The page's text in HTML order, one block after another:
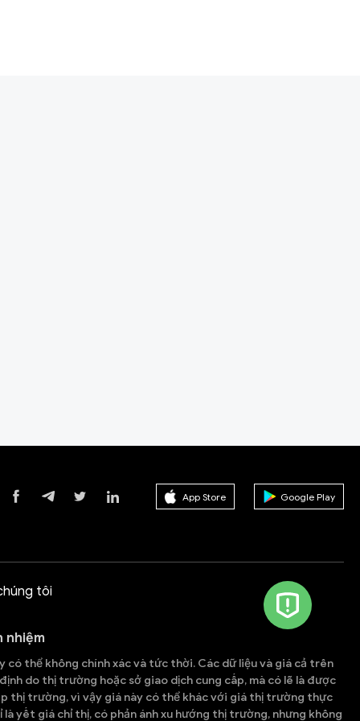
App Store Google Play
tôi
nhiệm
có thể không chính xác và tức thời. Các dữ liệu và giá cả trên
do thị trường hoặc sở giao dịch cung cấp, mà có lẽ là được
thị trường, vì vậy giá này có thể khác với giá thị trường thực
yết giá chỉ thị, có phản ánh xu hướng thị trường, nhưng không